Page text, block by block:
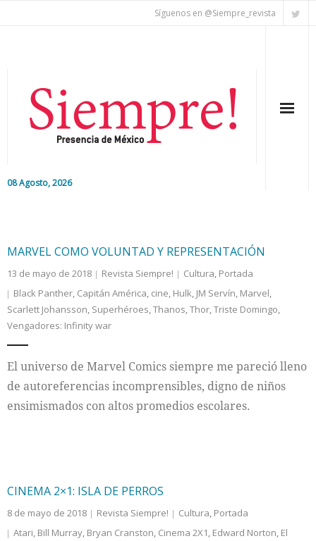
Síguenos en @Siempre_revista
08 Agosto, 2026
Nacional
Colaboradores
Cultura
MARVEL COMO VOLUNTAD Y REPRESENTACIÓN
13 de mayo de 2018 Revista Siempre! Cultura, Portada
Black Panther, Capitán América, cine, Hulk, JM Servín, Marvel,
Scarlett Johansson, Superhéroes,Thanos,Thor,Triste Domingo,
Vengadores: Infinity war
El universo de Marvel Comics siempre me pareció lleno
de autoreferencias incomprensibles, digno de niños
ensimismados con altos promedios escolares.
CINEMA 2×1: ISLA DE PERROS
8 de mayo de 2018 Revista Siempre! Cultura, Portada
Atari, Bill Murray, Bryan Cranston, Cinema 2X1, Edward Norton, El